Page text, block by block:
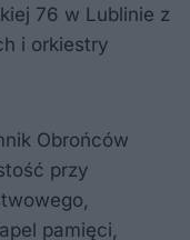
76 w Lublinie z
i orkiestry
Obrońców
przy
pamięci,